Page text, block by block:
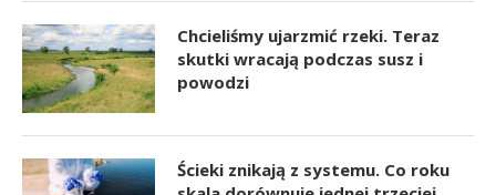
Chcieliśmy ujarzmić rzeki. Teraz
skutki wracają podczas susz i
powodzi
Ścieki znikają z systemu. Co roku